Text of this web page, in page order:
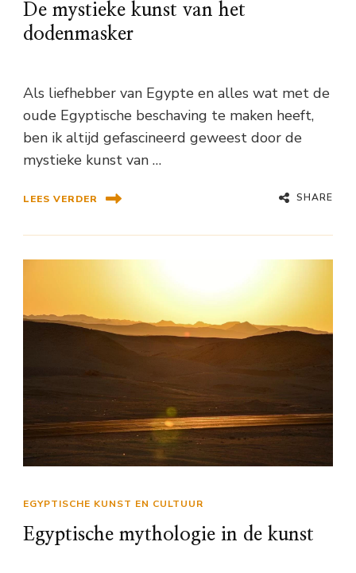
De mystieke kunst van het
dodenmasker
Als liefhebber van Egypte en alles wat met de
oude Egyptische beschaving te maken heeft,
ben ik altijd gefascineerd geweest door de
mystieke kunst van …
LEES VERDER SHARE
EGYPTISCHE KUNST EN CULTUUR
Egyptische mythologie in de kunst